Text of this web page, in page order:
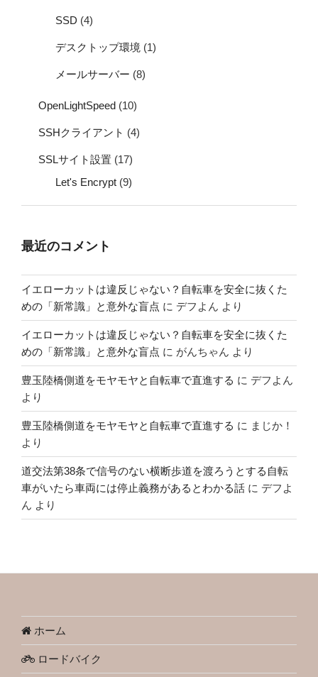
SSD (4)
デスクトップ環境 (1)
メールサーバー (8)
OpenLightSpeed (10)
SSHクライアント (4)
SSLサイト設置 (17)
Let's Encrypt (9)
最近のコメント
イエローカットは違反じゃない？自転車を安全に抜くた
めの「新常識」と意外な盲点 に デフよん より
イエローカットは違反じゃない？自転車を安全に抜くた
めの「新常識」と意外な盲点 に がんちゃん より
豊玉陸橋側道をモヤモヤと自転車で直進する に デフよん
より
豊玉陸橋側道をモヤモヤと自転車で直進する に まじか！
より
道交法第38条で信号のない横断歩道を渡ろうとする自転
車がいたら車両には停止義務があるとわかる話 に デフよ
ん より
ホーム
ロードバイク